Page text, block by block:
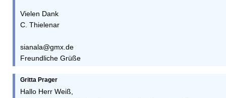
Vielen Dank
C. Thielenar
sianala@gmx.de
Freundliche Grüße
Gritta Prager
Hallo Herr Weiß,